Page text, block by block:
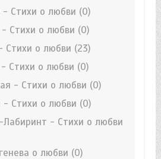
Стихи о любви (0)
Стихи о любви (0)
о любви (23)
Стихи о любви (0)
- Стихи о любви (0)
- Стихи о любви (0)
- Стихи о любви
о любви (0)